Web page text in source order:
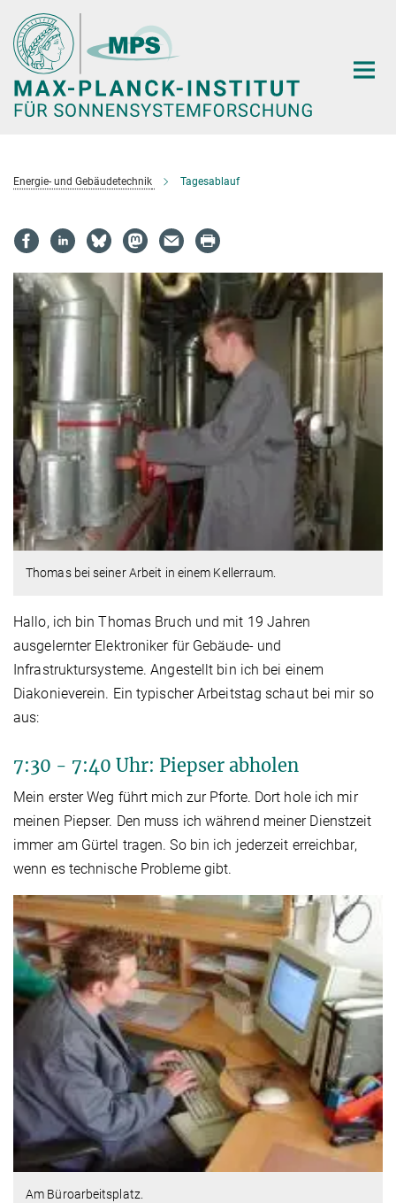
Hauptinhalt
Energie- und Gebäudetechnik Tagesablauf
Thomas bei seiner Arbeit in einem Kellerraum.
Hallo, ich bin Thomas Bruch und mit 19 Jahren
ausgelernter Elektroniker für Gebäude- und
Infrastruktursysteme. Angestellt bin ich bei einem
Diakonieverein. Ein typischer Arbeitstag schaut bei mir so
aus:
7:30 - 7:40 Uhr: Piepser abholen
Mein erster Weg führt mich zur Pforte. Dort hole ich mir
meinen Piepser. Den muss ich während meiner Dienstzeit
immer am Gürtel tragen. So bin ich jederzeit erreichbar,
wenn es technische Probleme gibt.
Am Büroarbeitsplatz.